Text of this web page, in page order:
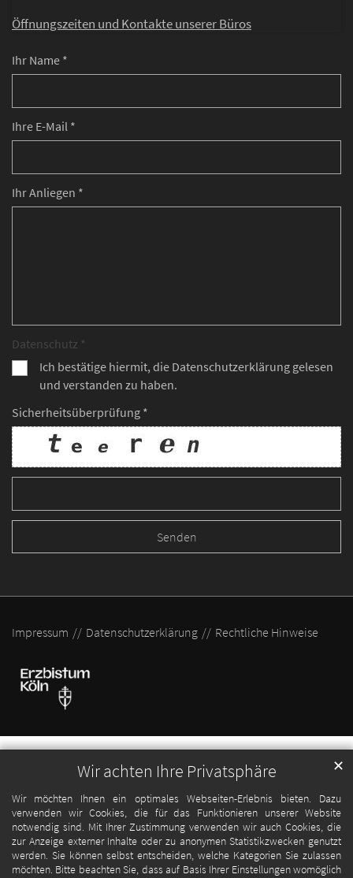
Wir achten Ihre Privatsphäre
Wir möchten Ihnen ein optimales Webseiten-Erlebnis bieten. Dazu
verwenden wir Cookies, die für das Funktionieren unserer Website
notwendig sind. Mit Ihrer Zustimmung verwenden wir auch Cookies, die
zur Anzeige externer Inhalte oder zu anonymen Statistikzwecken genutzt
werden. Sie können selbst entscheiden, welche Kategorien Sie zulassen
möchten. Bitte beachten Sie, dass auf Basis Ihrer Einstellungen womöglich
✕
Ihr Name *
Ihre E-Mail *
Ihr Anliegen *
Datenschutz *
Ich bestätige hiermit, die Datenschutzerklärung gelesen
und verstanden zu haben.
Sicherheitsüberprüfung *
Öffnungszeiten und Kontakte unserer Büros
Impressum Datenschutzerklärung Rechtliche Hinweise